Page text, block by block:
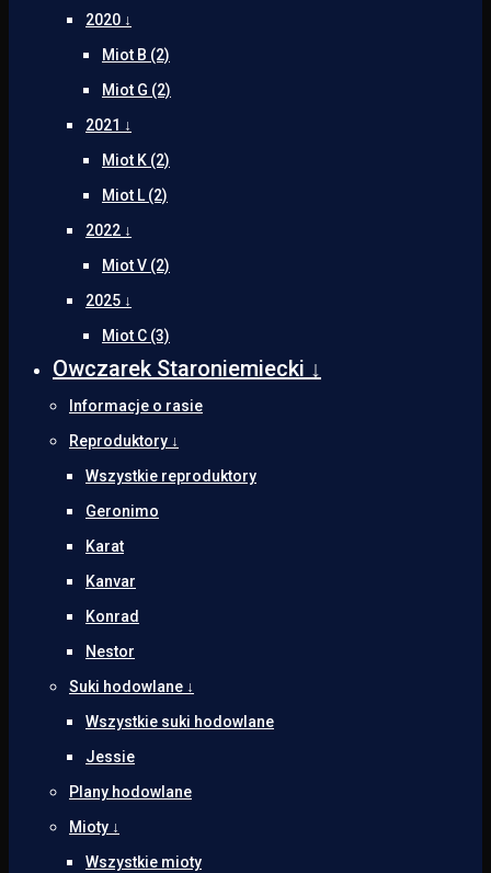
2020 ↓
Miot B (2)
Miot G (2)
2021 ↓
Miot K (2)
Miot L (2)
2022 ↓
Miot V (2)
2025 ↓
Miot C (3)
Owczarek Staroniemiecki ↓
Informacje o rasie
Reproduktory ↓
Wszystkie reproduktory
Geronimo
Karat
Kanvar
Konrad
Nestor
Suki hodowlane ↓
Wszystkie suki hodowlane
Jessie
Plany hodowlane
Mioty ↓
Wszystkie mioty